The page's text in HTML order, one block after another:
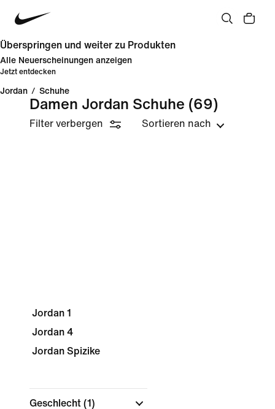
Überspringen und weiter zu Produkten
Alle Neuerscheinungen anzeigen
Jetzt entdecken
Jordan / Schuhe
Damen Jordan Schuhe (69)
Filter verbergen Sortieren nach
Jordan 1
Jordan 4
Jordan Spizike
Geschlecht (1)